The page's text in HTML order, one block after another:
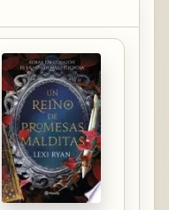
de prevenci�n
describi�ndose
necesario
diagn�stico
se
a los aspectos
rotaciones
uno se
...